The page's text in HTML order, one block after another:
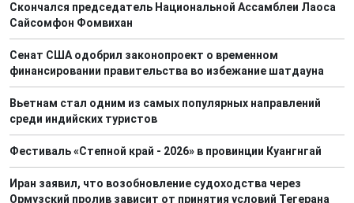
Скончался председатель Национальной Ассамблеи Лаоса
Сайсомфон Фомвихан
Сенат США одобрил законопроект о временном
финансировании правительства во избежание шатдауна
Вьетнам стал одним из самых популярных направлений
среди индийских туристов
Фестиваль «Степной край - 2026» в провинции Куангнгай
Иран заявил, что возобновление судоходства через
Ормузский пролив зависит от принятия условий Тегерана